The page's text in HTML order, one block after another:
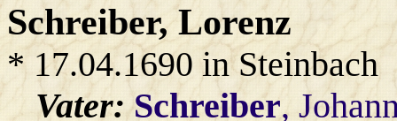
Schreiber, Lorenz
* 17.04.1690 in Steinbach
Vater:Schreiber,